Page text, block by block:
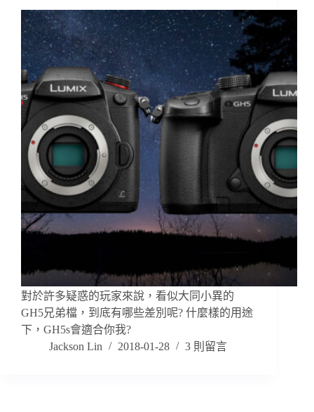
對於許多疑惑的玩家來說，看似大同小異的
GH5兄弟檔，到底有哪些差別呢? 什麼樣的用途
下，GH5s會適合你我?
Jackson Lin
2018-01-28 3 則留言